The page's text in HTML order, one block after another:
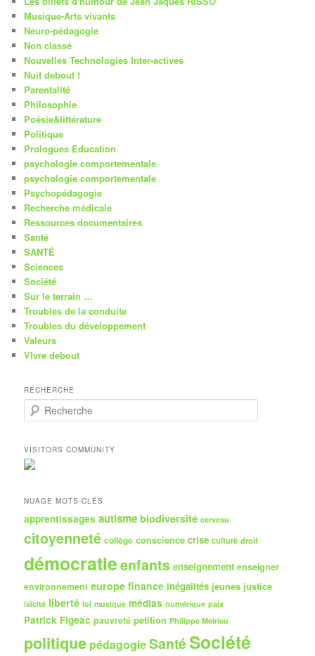
Musique-Arts vivants
Neuro-pédagogie
Non classé
Nouvelles Technologies Inter-actives
Nuit debout !
Parentalité
Philosophie
Poésie&littérature
Politique
Prologues Education
psychologie comportementale
psychologie comportementale
Psychopédagogie
Recherche médicale
Ressources documentaires
Santé
SANTÉ
Sciences
Société
Sur le terrain …
Troubles de la conduite
Troubles du développement
Valeurs
VIvre debout
RECHERCHE
e
h
e
r
h
VISITORS COMMUNITY
NUAGE MOTS-CLÉS
apprentissages autisme biodiversité cerveau
citoyenneté collège conscience crise culture droit
démocratieenfants enseignement enseigner
environnement europe finance inégalités jeunes justice
laïcité liberté loi musique médias numérique paix
Patrick Figeac pauvreté petition Philippe Meirieu
politique pédagogieSantéSociété